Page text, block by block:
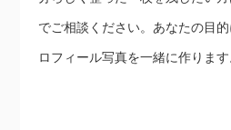
でご相談ください。あなたの目
ロフィール写真を一緒に作ります